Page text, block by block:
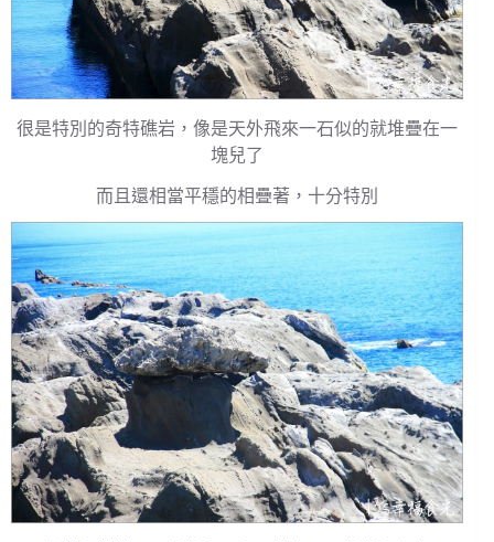
很是特別的奇特礁岩，像是天外飛來一石似的就堆疊在一
塊兒了
而且還相當平穩的相疊著，十分特別